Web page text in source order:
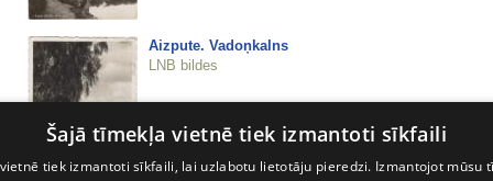
Aizpute. Vadoņkalns
LNB bildes
Šajā tīmekļa vietnē tiek izmantoti sīkfaili
tiek izmantoti sīkfaili, lai uzlabotu lietotāju pieredzi. Izmantojot mūsu